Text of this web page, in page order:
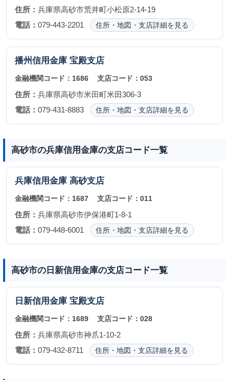
住所： 兵庫県高砂市荒井町小松原2-14-19
電話： 079-443-2201 住所・地図・支店詳細を見る
播州信用金庫 宝殿支店
金融機関コード： 1686 支店コード：053
住所： 兵庫県高砂市米田町米田306-3
電話： 079-431-8883 住所・地図・支店詳細を見る
高砂市の兵庫信用金庫の支店コード一覧
兵庫信用金庫 高砂支店
金融機関コード： 1687 支店コード：011
住所： 兵庫県高砂市伊保港町1-8-1
電話： 079-448-6001 住所・地図・支店詳細を見る
高砂市の日新信用金庫の支店コード一覧
日新信用金庫 宝殿支店
金融機関コード： 1689 支店コード：028
住所： 兵庫県高砂市神爪1-10-2
電話： 079-432-8711 住所・地図・支店詳細を見る